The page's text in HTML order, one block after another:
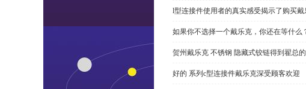
l型连接件使用者的真实感受揭示了购买
如果你不选择一个戴乐克，你还在等什么
贺州戴乐克 不锈钢 隐藏式铰链得到翟总
好的 系列c型连接件戴乐克深受顾客欢迎